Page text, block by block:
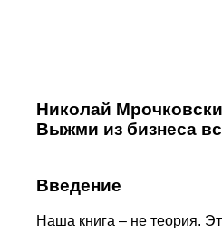
Николай
Выжми из бизнеса
Введение
Наша книга – не теория.